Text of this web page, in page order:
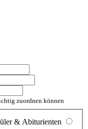
zuordnen können
& Abiturienten